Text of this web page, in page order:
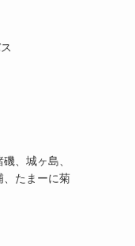
、城ヶ島、
、たまーに菊